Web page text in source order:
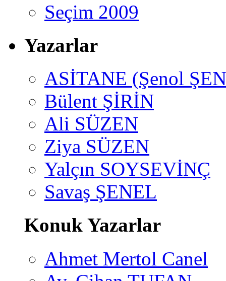
Seçim 2009
Yazarlar
ASİTANE (Şenol
Bülent ŞİRİN
Ali SÜZEN
Ziya SÜZEN
Yalçın SOYSEVİNÇ
Savaş ŞENEL
Konuk Yazarlar
Ahmet Mertol Canel